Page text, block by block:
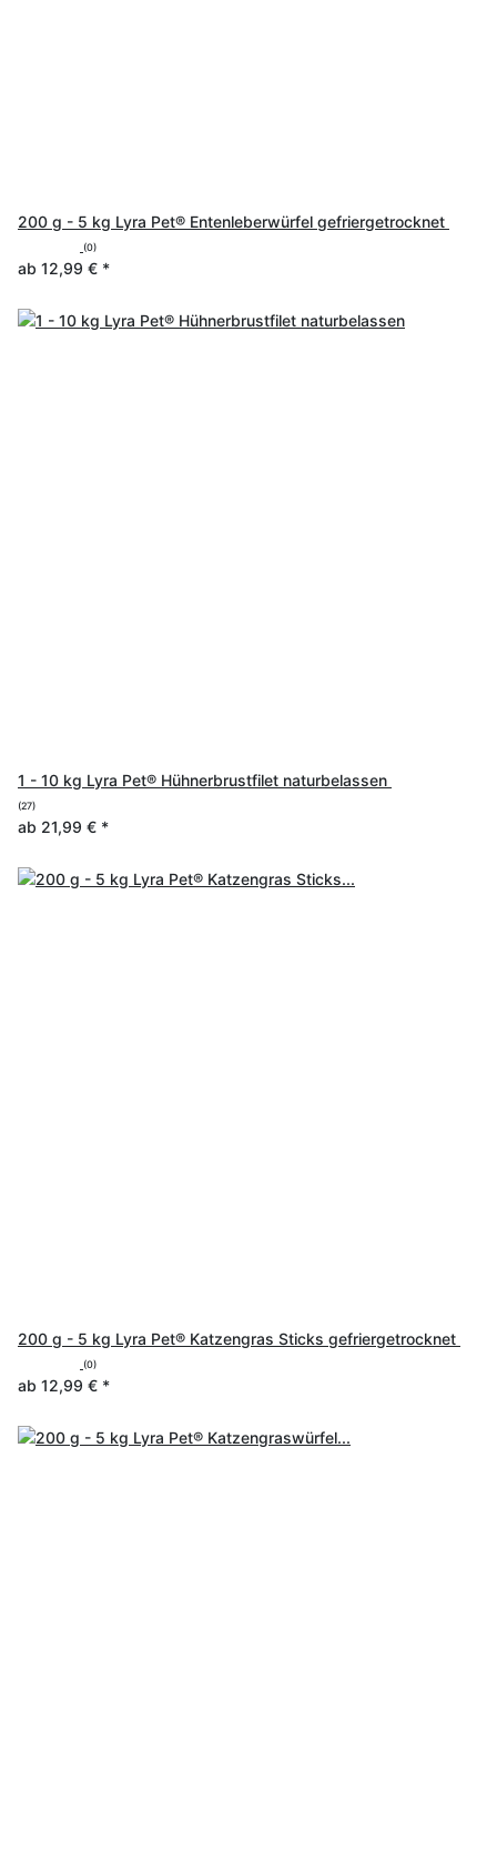
200 g - 5 kg Lyra Pet® Entenleberwürfel gefriergetrocknet
(0)
ab 12,99 € *
1 - 10 kg Lyra Pet® Hühnerbrustfilet naturbelassen
(27)
ab 21,99 € *
200 g - 5 kg Lyra Pet® Katzengras Sticks gefriergetrocknet
(0)
ab 12,99 € *